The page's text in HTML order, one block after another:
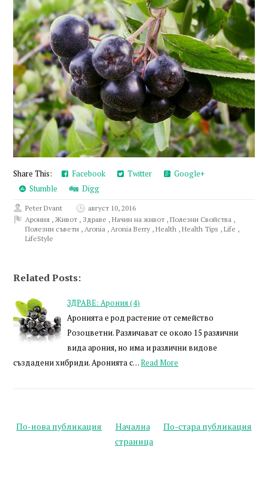
Share This: Facebook Twitter
Google+
Stumble
Digg
Peter Dvant
август 10, 2016
Арония ,Живот , Здраве ,Начин на живот ,Полезни Свойства ,
Полезни съвети , Aronia , Aronia Berry ,Health ,Health Tips ,Life ,
LifeStyle
Related Posts:
ЗДРАВЕ: Арония (4)
Аронията е род растение от семейство
Розоцветни. Различават се около 15 различни
вида арония, но има и различни видове
създадени хибриди. Аронията с…Read More
По-нова публикация По-стара публикация
Начална
страница